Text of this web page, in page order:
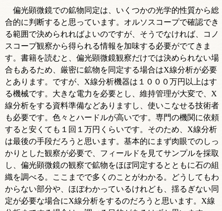
偏光顕微鏡での鉱物同定は、いくつかの光学的性質から総
合的に判断すると思っています。オルソスコープで確認でき
る範囲で決められればよいのですが、そうでなければ、コノ
スコープ観察から得られる情報を加味する必要がでてきま
す。書籍を読むと、偏光顕微鏡観察だけでは決められない場
合もあるため、厳密に鉱物を同定する場合はX線分析が必要
とあります。ですが、X線分析機器は１０００万円以上はす
る機械です。大きな電力を必要とし、維持管理が大変で、X
線分析をする資料準備などありますし、使いこなせる技術者
も必要です。色々とハードルが高いです。専門の機関に依頼
すると安くても１回１万円くらいです。そのため、X線分析
は最後の手段だろうと思います。基本的にまず肉眼でのしっ
かりとした観察が必要で、フィールドを見てサンプルを採取
し、偏光顕微鏡の観察で鉱物をほぼ同定するとともに石の組
織を調べる。ここまでで多くのことがわかる。どうしてもわ
からない部分や、ほぼわかっているけれども、揺るぎない同
定が必要な場合にX線分析をするのだろうと思います。X線